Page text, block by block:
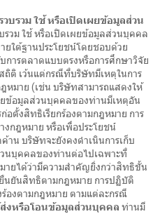
บรวม ใช้ หรือเปิดเผยข้อมูลส่วน
วม ใช้ หรือเปิดเผยข้อมูลส่วนบุคคล
ใต้ฐานประโยชน์โดยชอบด้วย
การตลาดแบบตรงหรือการศึกษาวิจัย
ถิติ เว้นแต่กรณีที่บริษัทมีเหตุในการ
มาย (เช่น บริษัทสามารถแสดงให้
ยข้อมูลส่วนบุคคลของท่านมีเหตุอัน
อตั้งสิทธิเรียกร้องตามกฎหมาย การ
งกฎหมาย หรือเพื่อประโยชน์
น บริษัทจะยังคงดำเนินการเก็บ
วนบุคคลของท่านต่อไปเฉพาะที่
ยได้ว่ามีความสำคัญยิ่งกว่าสิทธิขั้น
นยันสิทธิตามกฎหมาย การปฏิบัติ
องตามกฎหมาย ตามแต่ละกรณี
งหรือโอนข้อมูลส่วนบุคคล ท่านมี